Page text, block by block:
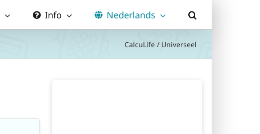
Info Nederlands
CalcuLife / Universeel